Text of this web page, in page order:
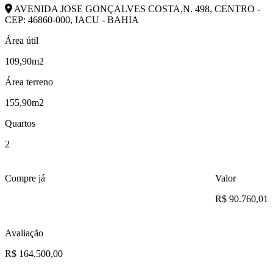
AVENIDA JOSE GONÇALVES COSTA,N. 498, CENTRO -
CEP: 46860-000, IACU - BAHIA
Área útil
109,90m2
Área terreno
155,90m2
Quartos
2
Compre já
Valor
R$ 90.760,01
Avaliação
R$ 164.500,00